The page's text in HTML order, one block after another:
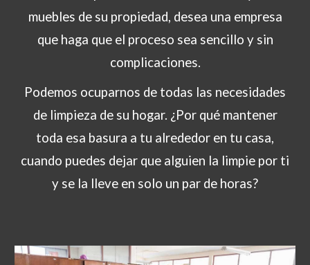
muebles de su propiedad, desea una empresa
que haga que el proceso sea sencillo y sin
complicaciones.
Podemos ocuparnos de todas las necesidades
de limpieza de su hogar. ¿Por qué mantener
toda esa basura a tu alrededor en tu casa,
cuando puedes dejar que alguien la limpie por ti
y se la lleve en solo un par de horas?